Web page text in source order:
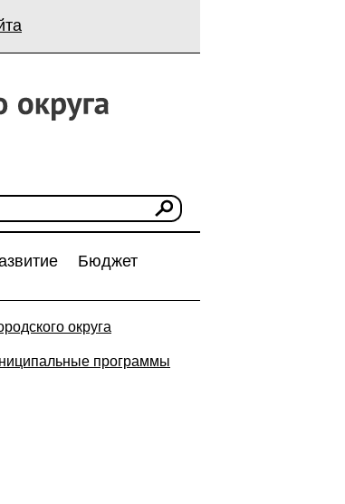
Бюджет
округа
программы